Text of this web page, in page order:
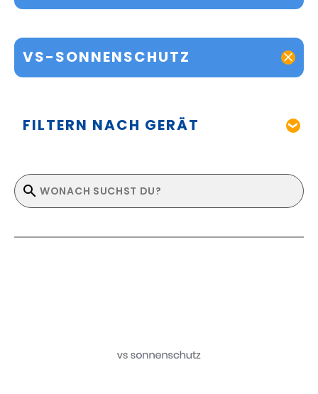
VS-SONNENSCHUTZ
FILTERN NACH GERÄT